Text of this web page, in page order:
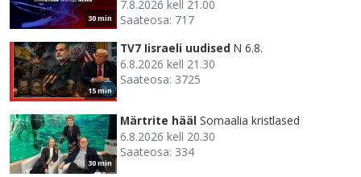
30 min
7.8.2026 kell 21.00
Saateosa: 717
15 min
TV7 Iisraeli uudised N 6.8.
6.8.2026 kell 21.30
Saateosa: 3725
30 min
Märtrite hääl Somaalia kristlased
6.8.2026 kell 20.30
Saateosa: 334